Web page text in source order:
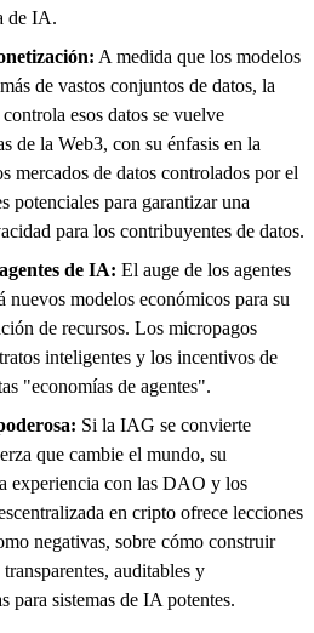
de IA.
A medida que los modelos
de vastos conjuntos de datos, la
esos datos se vuelve
de la Web3, con su énfasis en la
mercados de datos controlados por el
potenciales para garantizar una
para los contribuyentes de datos.
de IA: El auge de los agentes
nuevos modelos económicos para su
de recursos. Los micropagos
inteligentes y los incentivos de
"economías de agentes".
Si la IAG se convierte
que cambie el mundo, su
experiencia con las DAO y los
en cripto ofrece lecciones
negativas, sobre cómo construir
auditables y
para sistemas de IA potentes.